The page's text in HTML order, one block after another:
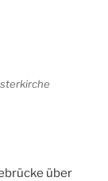
über